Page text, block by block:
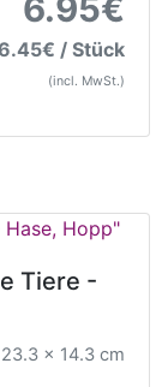
6.95€
/ Stück
(incl. MwSt.)
Tiere -
23.3 x 14.3 cm